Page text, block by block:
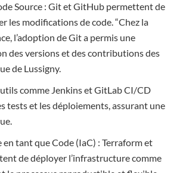
Source : Git et GitHub permettent de
les modifications de code. “Chez la
l’adoption de Git a permis une
des versions et des contributions des
de Lussigny.
comme Jenkins et GitLab CI/CD
tests et les déploiements, assurant une
tant que Code (IaC) : Terraform et
de déployer l’infrastructure comme